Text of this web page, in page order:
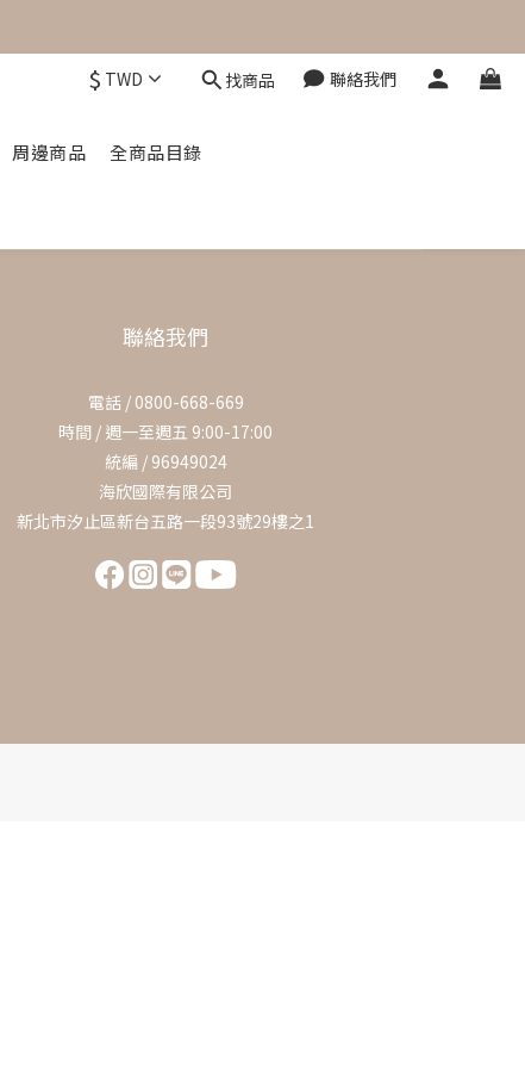
$ TWD 找商品 聯絡我們
周邊商品
全商品目錄
聯絡我們
電話 / 0800-668-669
時間 / 週一至週五 9:00-17:00
統編 / 96949024
海欣國際有限公司
新北市汐止區新台五路一段93號29樓之1